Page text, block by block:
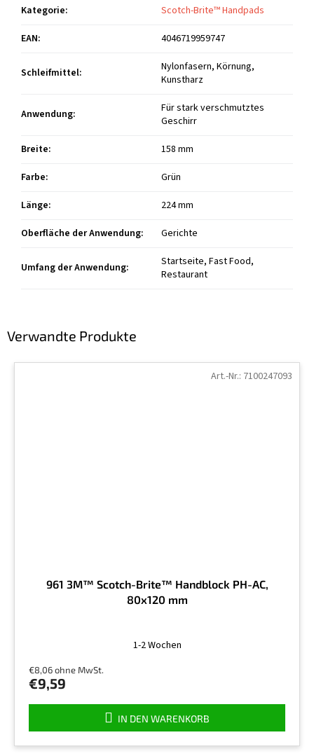
Verwandte Produkte
961 3M™ Scotch-Brite™ Handblock PH-AC,
80x120 mm
1-2 Wochen
€8,06 ohne MwSt.
€9,59
IN DEN WARENKORB
Art.-Nr.: 7100247093
Kategorie:
Scotch-Brite™ Handpads
EAN: 4046719959747
Schleifmittel:
Nylonfasern, Körnung,
Kunstharz
Anwendung:
Für stark verschmutztes
Geschirr
Breite:
158 mm
Farbe:
Grün
Länge:
224 mm
Oberfläche der Anwendung: Gerichte
Umfang der Anwendung:
Startseite, Fast Food,
Restaurant